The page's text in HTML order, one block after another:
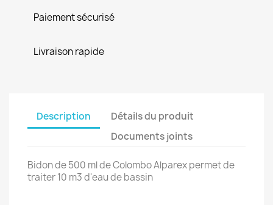
Paiement sécurisé
Livraison rapide
Description
Détails du produit
Documents joints
Bidon de 500 ml de Colombo Alparex permet de
traiter 10 m3 d'eau de bassin